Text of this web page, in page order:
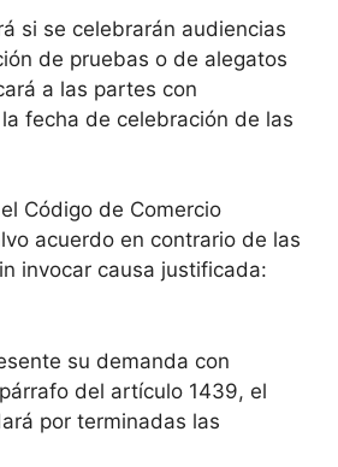
si se celebrarán audiencias
de pruebas o de alegatos
a las partes con
fecha de celebración de las
Código de Comercio
acuerdo en contrario de las
invocar causa justificada:
su demanda con
del artículo 1439, el
por terminadas las